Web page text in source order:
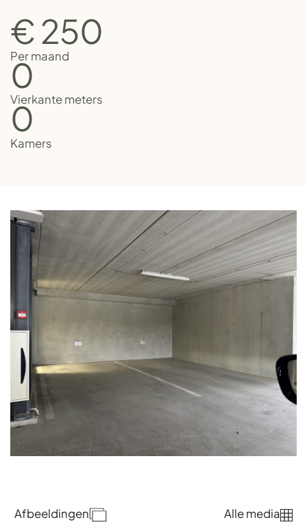
€ 250
Per maand
0
Vierkante meters
0
Kamers
Afbeeldingen Alle media